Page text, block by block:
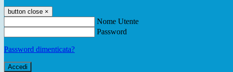
button close ×
Nome Utente
Password
Password dimenticata?